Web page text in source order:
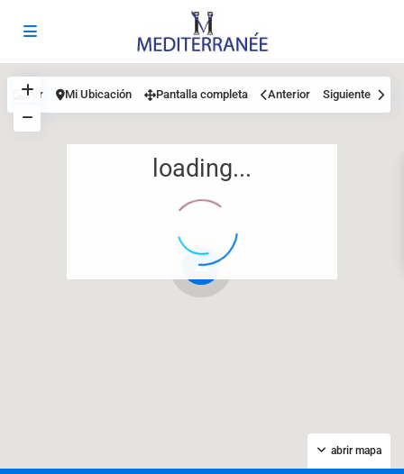
12
loading...
abrir mapa
Ver Mi Ubicación Pantalla completa Anterior Siguiente